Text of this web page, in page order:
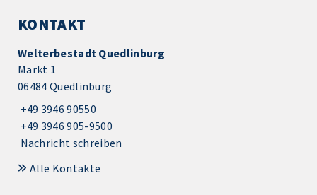
KONTAKT
Welterbestadt Quedlinburg
Markt 1
06484 Quedlinburg
+49 3946 90550
+49 3946 905-9500
Nachricht schreiben
Alle Kontakte